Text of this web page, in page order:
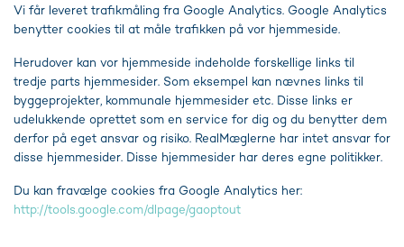
Vi får leveret trafikmåling fra Google Analytics. Google Analytics
benytter cookies til at måle trafikken på vor hjemmeside.
Herudover kan vor hjemmeside indeholde forskellige links til
tredje parts hjemmesider. Som eksempel kan nævnes links til
byggeprojekter, kommunale hjemmesider etc. Disse links er
udelukkende oprettet som en service for dig og du benytter dem
derfor på eget ansvar og risiko. RealMæglerne har intet ansvar for
disse hjemmesider. Disse hjemmesider har deres egne politikker.
Du kan fravælge cookies fra Google Analytics her:
http://tools.google.com/dlpage/gaoptout